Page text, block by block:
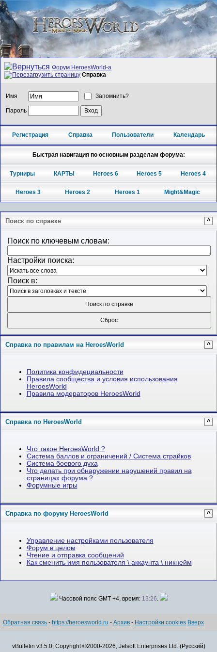
Форум HeroesWorld-а
Справка
Имя Запомнить?
Пароль
Регистрация Справка Пользователи Календарь
Быстрая навигация по основным разделам форума:
Турниры КАРТЫ Heroes 6 Heroes 5 Heroes 4
Heroes 3 Heroes 2 Heroes 1 Might&Magic
Поиск по справке ^
Поиск по ключевым словам:
Настройки поиска:
Поиск в:
Справка по правилам на HeroesWorld ^
Политика конфидециальности
Правила сообщества и условия использования
HeroesWorld
Правила модераторов HeroesWorld
Справка по HeroesWorld ^
Что такое HeroesWorld ?
Система баллов и ограничений / Система страйков
Система боевого духа
Что делать при обнаружении нарушений правил на
страницах форума ?
Форумные игры
Справка по форуму HeroesWorld ^
Управление настройками пользователя
Форум в целом
Чтение и отправка сообщений
Как сменить имя пользователя \ аккаунта \ никнейм
Часовой пояс GMT +4, время: 13:26.
Обратная связь - https://heroesworld.ru - Архив - Настройки cookies Вверх
vBulletin v3.5.0, Copyright ©2000-2026, Jelsoft Enterprises Ltd. (Русский)